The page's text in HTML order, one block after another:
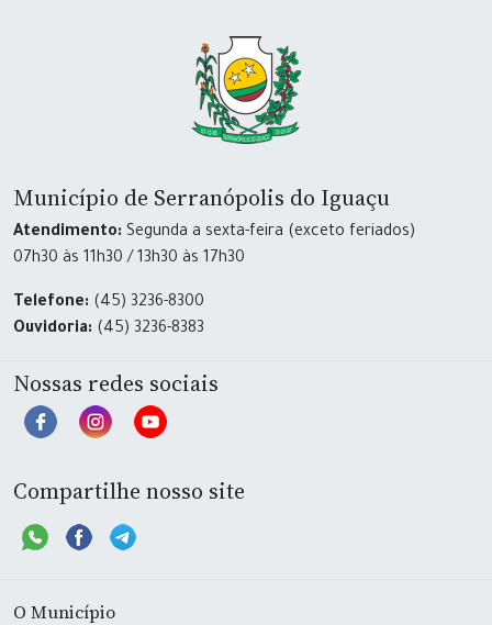
Município de Serranópolis do Iguaçu
Atendimento: Segunda a sexta-feira (exceto feriados)
07h30 às 11h30 / 13h30 às 17h30
Telefone: (45) 3236-8300
Ouvidoria: (45) 3236-8383
Nossas redes sociais
Compartilhe nosso site
O Município